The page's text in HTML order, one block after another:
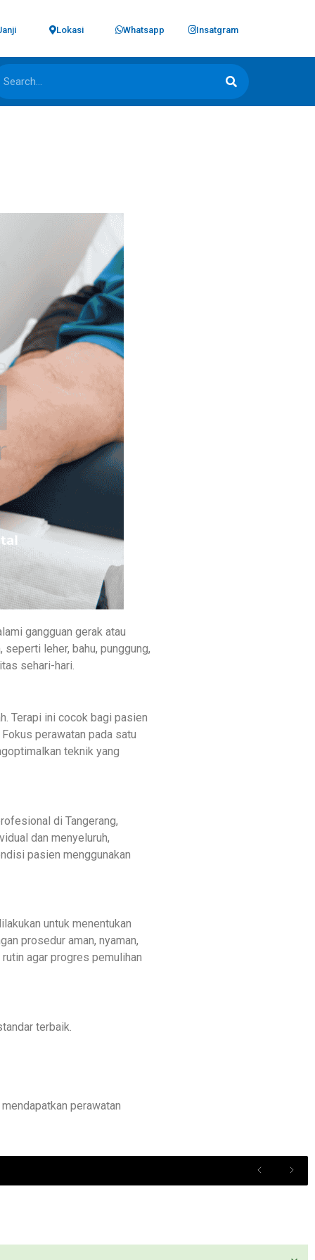
Lokasi Whatsapp Insatgram
gangguan gerak atau
leher, bahu, punggung,
sehari-hari.
Terapi ini cocok bagi pasien
perawatan pada satu
teknik yang
di Tangerang,
dan menyeluruh,
pasien menggunakan
untuk menentukan
prosedur aman, nyaman,
agar progres pemulihan
terbaik.
perawatan